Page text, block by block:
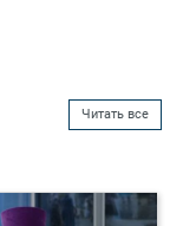
Читать все